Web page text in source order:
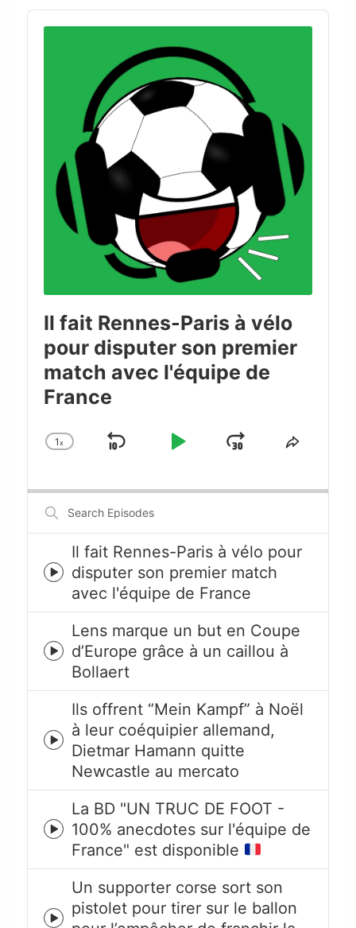
Audio
Player
Il fait Rennes-Paris à vélo
pour disputer son premier
match avec l'équipe de
France
Change
1x
Skip
Play
JumpShare
Search
Episodes
Episode
play
icon
Il fait Rennes-Paris à vélo pour
disputer son premier match
avec l'équipe de France
Episode
play
icon
Lens marque un but en Coupe
d’Europe grâce à un caillou à
Bollaert
Episode
play
icon
Ils offrent “Mein Kampf” à Noël
à leur coéquipier allemand,
Dietmar Hamann quitte
Newcastle au mercato
Episode
play
icon
La BD "UN TRUC DE FOOT -
100% anecdotes sur l'équipe de
France" est disponible
Episode
Un supporter corse sort son
pistolet pour tirer sur le ballon